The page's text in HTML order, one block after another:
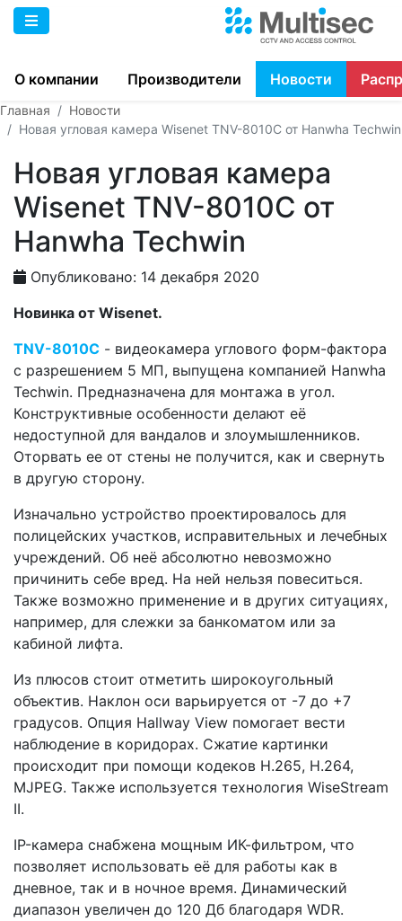
О компании Производители Новости
Главная
Новости
Новая угловая камера Wisenet TNV-8010C от Hanwha Techwin
Новая угловая камера
Wisenet TNV-8010C от
Hanwha Techwin
Опубликовано: 14 декабря 2020
Новинка от Wisenet.
TNV-8010C - видеокамера углового форм-фактора
с разрешением 5 МП, выпущена компанией Hanwha
Techwin. Предназначена для монтажа в угол.
Конструктивные особенности делают её
недоступной для вандалов и злоумышленников.
Оторвать ее от стены не получится, как и свернуть
в другую сторону.
Изначально устройство проектировалось для
полицейских участков, исправительных и лечебных
учреждений. Об неё абсолютно невозможно
причинить себе вред. На ней нельзя повеситься.
Также возможно применение и в других ситуациях,
например, для слежки за банкоматом или за
кабиной лифта.
Из плюсов стоит отметить широкоугольный
объектив. Наклон оси варьируется от -7 до +7
градусов. Опция Hallway View помогает вести
наблюдение в коридорах. Сжатие картинки
происходит при помощи кодеков H.265, H.264,
MJPEG. Также используется технология WiseStream
II.
IP-камера снабжена мощным ИК-фильтром, что
позволяет использовать её для работы как в
дневное, так и в ночное время. Динамический
диапазон увеличен до 120 Дб благодаря WDR.